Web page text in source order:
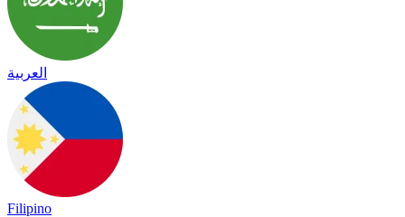
العربية
Filipino